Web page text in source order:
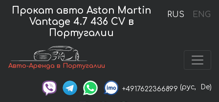
RUS ENG
Прокат авто Aston Martin
Vantage 4.7 436 CV в
Португалии
Авто-Аренда в Португалии
+4917622366899 (рус, De)